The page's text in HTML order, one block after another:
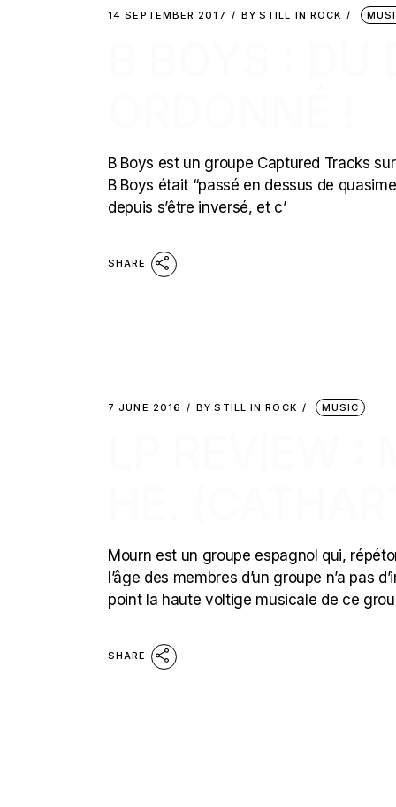
14 SEPTEMBER 2017 BY STILL IN ROCK
B Boys est un groupe Captured Tracks
B Boys était “passé en dessus de
depuis s’être inversé, et c’
SHARE
7 JUNE 2016 BY STILL IN ROCK MUSIC
Mourn est un groupe espagnol qui,
l’âge des membres d’un groupe n’a pas
point la haute voltige musicale de ce
SHARE